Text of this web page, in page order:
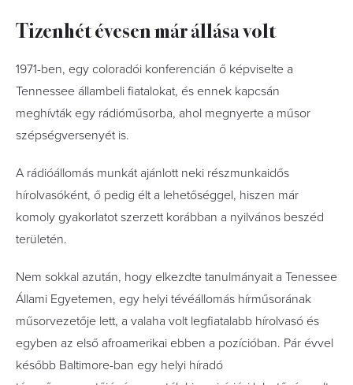
Tizenhét évesen már állása volt
1971-ben, egy coloradói konferencián ő képviselte a
Tennessee állambeli fiatalokat, és ennek kapcsán
meghívták egy rádióműsorba, ahol megnyerte a műsor
szépségversenyét is.
A rádióállomás munkát ajánlott neki részmunkaidős
hírolvasóként, ő pedig élt a lehetőséggel, hiszen már
komoly gyakorlatot szerzett korábban a nyilvános beszéd
területén.
Nem sokkal azután, hogy elkezdte tanulmányait a Tenessee
Állami Egyetemen, egy helyi tévéállomás hírműsorának
műsorvezetője lett, a valaha volt legfiatalabb hírolvasó és
egyben az első afroamerikai ebben a pozícióban. Pár évvel
később Baltimore-ban egy helyi híradó